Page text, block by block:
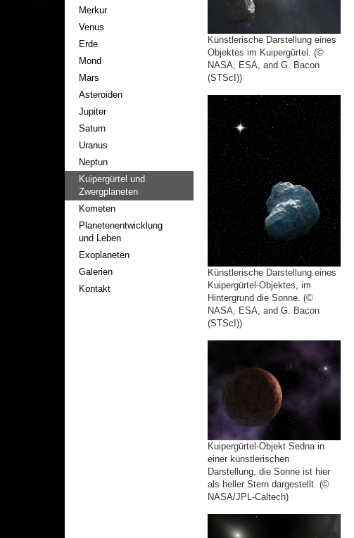
Merkur
Venus
Erde
Mond
Mars
Asteroiden
Jupiter
Saturn
Uranus
Neptun
Kuipergürtel und
Zwergplaneten
Kometen
Planetenentwicklung
und Leben
Exoplaneten
Galerien
Kontakt
Künstlerische Darstellung eines
Objektes im Kuipergürtel. (©
NASA, ESA, and G. Bacon
(STScI))
Künstlerische Darstellung eines
Kuipergürtel-Objektes, im
Hintergrund die Sonne. (©
NASA, ESA, and G. Bacon
(STScI))
Kuipergürtel-Objekt Sedna in
einer künstlerischen
Darstellung, die Sonne ist hier
als heller Stern dargestellt. (©
NASA/JPL-Caltech)